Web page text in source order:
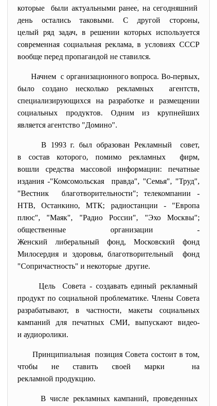
которые были актуальными ранее, на сегодняшний
день остались таковыми. С другой стороны,
целый ряд задач, в решении которых используется
современная социальная реклама, в условиях СССР
вообще перед пропагандой не ставился.
Начнем с организационного вопроса. Во-первых,
было создано несколько рекламных агентств,
специализирующихся на разработке и размещении
социальных продуктов. Одним из крупнейших
является агентство "Домино".
В 1993 г. был образован Рекламный совет,
в состав которого, помимо рекламных фирм,
вошли средства массовой информации: печатные
издания -"Комсомольская правда", "Семья", "Труд",
"Вестник благотворительности"; телекомпании -
НТВ, Останкино, МТК; радиостанции - "Европа
плюс", "Маяк", "Радио России", "Эхо Москвы";
общественные организации -
Женский либеральный фонд, Московский фонд
Милосердия и здоровья, благотворительный фонд
"Сопричастность" и некоторые другие.
Цель Совета - создавать единый рекламный
продукт по социальной проблематике. Члены Совета
разрабатывают, в частности, макеты социальных
кампаний для печатных СМИ, выпускают видео-
и аудиоролики.
Принципиальная позиция Совета состоит в том,
чтобы не ставить своей марки на
рекламной продукцию.
В числе рекламных кампаний, проведенных